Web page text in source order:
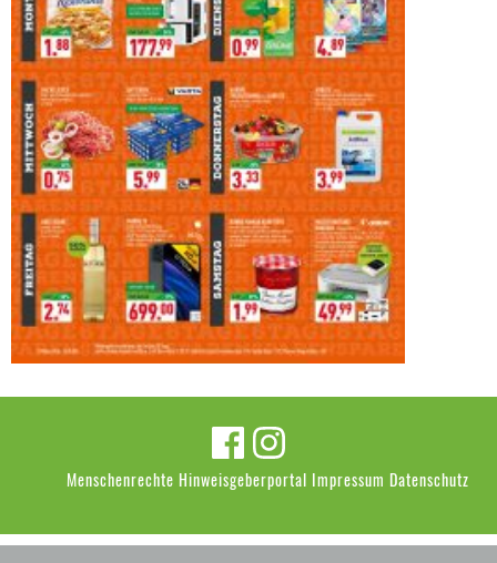
Menschenrechte Hinweisgeberportal Impressum Datenschutz